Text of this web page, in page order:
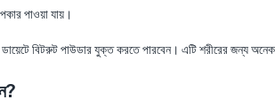
পাওয়া যায়।
বিটরুট পাউডার যুক্ত করতে পারবেন। এটি শরীরের জন্য